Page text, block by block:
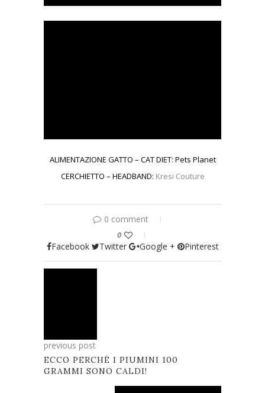
ALIMENTAZIONE GATTO – CAT DIET: Pets Planet
CERCHIETTO – HEADBAND: Kresi Couture
0 comment
0
Facebook Twitter Google + Pinterest
previous post
ECCO PERCHÈ I PIUMINI 100
GRAMMI SONO CALDI!